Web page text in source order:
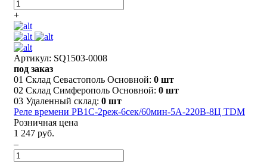
+
Артикул: SQ1503-0008
под заказ
01 Склад Севастополь Основной: 0 шт
02 Склад Симферополь Основной: 0 шт
03 Удаленный склад: 0 шт
Реле времени РВ1C-2реж-6сек/60мин-5А-220В-8Ц TDM
Розничная цена
1 247 руб.
–